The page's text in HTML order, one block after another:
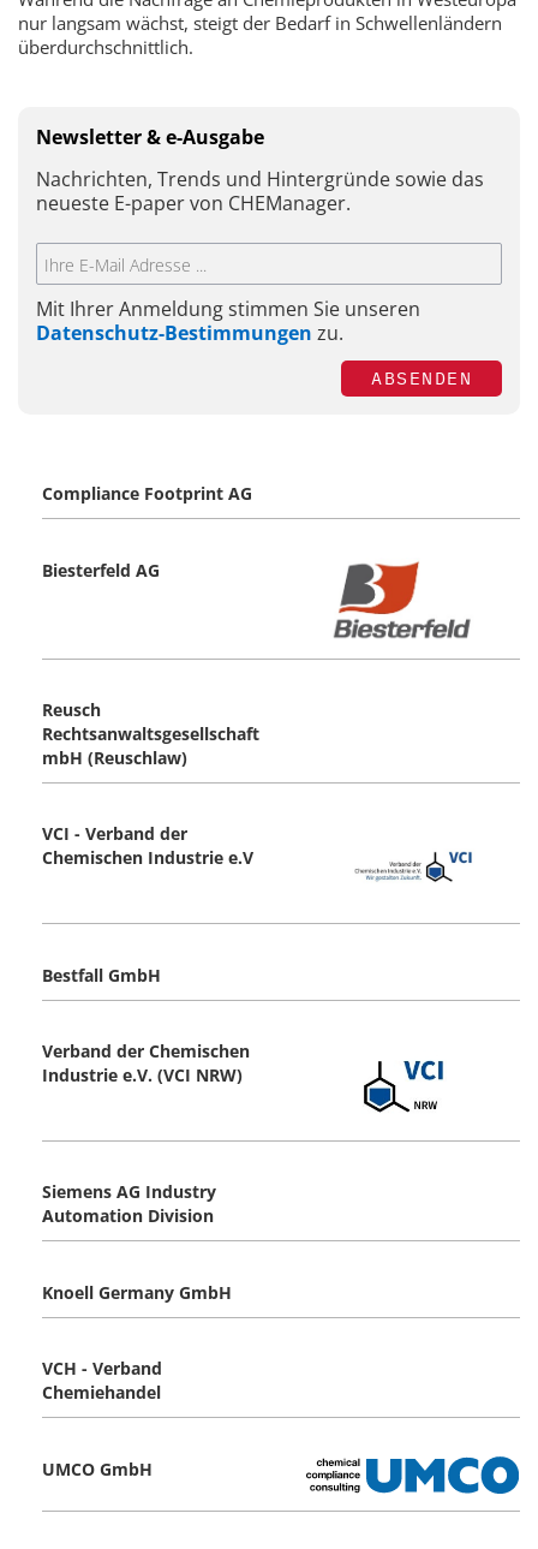
nur langsam wächst, steigt der Bedarf in Schwellenländern
überdurchschnittlich.
Newsletter & e-Ausgabe
Nachrichten, Trends und Hintergründe sowie das
neueste E-paper von CHEManager.
Mit Ihrer Anmeldung stimmen Sie unseren
Datenschutz-Bestimmungen zu.
ABSENDEN
Compliance Footprint AG
Biesterfeld AG
Reusch
Rechtsanwaltsgesellschaft
mbH (Reuschlaw)
VCI - Verband der
Chemischen Industrie e.V
Bestfall GmbH
Verband der Chemischen
Industrie e.V. (VCI NRW)
Siemens AG Industry
Automation Division
Knoell Germany GmbH
VCH - Verband
Chemiehandel
UMCO GmbH